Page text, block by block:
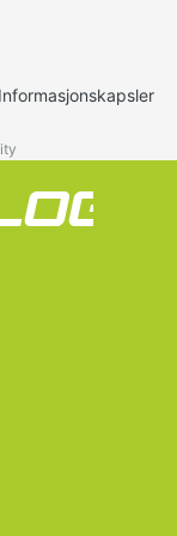
Informasjonskapsler